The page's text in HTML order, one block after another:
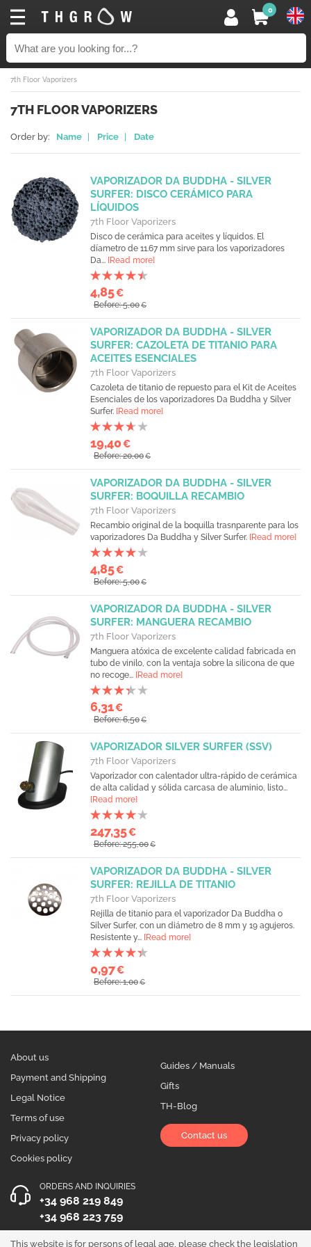
0
7th Floor Vaporizers
7TH FLOOR VAPORIZERS
Order by: Name Price Date
VAPORIZADOR DA BUDDHA - SILVER
SURFER: DISCO CERÁMICO PARA
LÍQUIDOS
7th Floor Vaporizers
Disco de cerámica para aceites y líquidos. El
díametro de 11.67 mm sirve para los vaporizadores
Da... [Read more]
4,85€
Before: 5,00€
VAPORIZADOR DA BUDDHA - SILVER
SURFER: CAZOLETA DE TITANIO PARA
ACEITES ESENCIALES
7th Floor Vaporizers
Cazoleta de titanio de repuesto para el Kit de Aceites
Esenciales de los vaporizadores Da Buddha y Silver
Surfer. [Read more]
19,40€
Before: 20,00€
VAPORIZADOR DA BUDDHA - SILVER
SURFER: BOQUILLA RECAMBIO
7th Floor Vaporizers
Recambio original de la boquilla trasnparente para los
vaporizadores Da Buddha y Silver Surfer. [Read more]
4,85€
Before: 5,00€
VAPORIZADOR DA BUDDHA - SILVER
SURFER: MANGUERA RECAMBIO
7th Floor Vaporizers
Manguera atóxica de excelente calidad fabricada en
tubo de vinilo, con la ventaja sobre la silicona de que
no recoge... [Read more]
6,31€
Before: 6,50€
VAPORIZADOR SILVER SURFER (SSV)
7th Floor Vaporizers
Vaporizador con calentador ultra-rápido de cerámica
de alta calidad y sólida carcasa de aluminio, listo...
[Read more]
247,35€
Before: 255,00€
VAPORIZADOR DA BUDDHA - SILVER
SURFER: REJILLA DE TITANIO
7th Floor Vaporizers
Rejilla de titanio para el vaporizador Da Buddha o
Silver Surfer, con un diámetro de 8 mm y 19 agujeros.
Resistente y... [Read more]
0,97€
Before: 1,00€
About us
Payment and Shipping
Legal Notice
Terms of use
Privacy policy
Cookies policy
Guides / Manuals
Gifts
TH-Blog
Contact us
ORDERS AND INQUIRIES
+34 968 219 849
+34 968 223 759
OPENING HOURS
This website is for persons of legal age, please check the legislation